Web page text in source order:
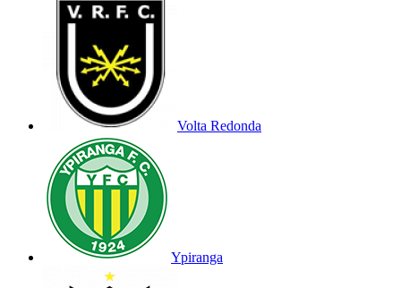
Volta Redonda
Ypiranga